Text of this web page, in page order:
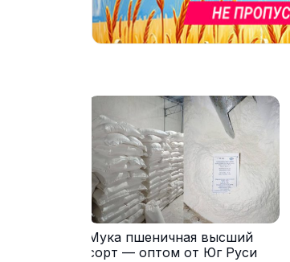
Мука пшеничная высший
сорт — оптом от Юг Руси